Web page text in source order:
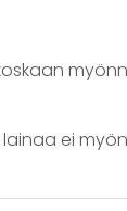
ei